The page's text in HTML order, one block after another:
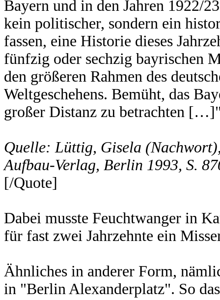
Bayern und in den Jahren 1922/
kein politischer, sondern ein
fassen, eine Historie dieses
fünfzig oder sechzig bayrischen
den größeren Rahmen des
Weltgeschehens. Bemüht, das
großer Distanz zu betrachten
Quelle: Lüttig, Gisela
Aufbau-Verlag, Berlin 1993, S.
[/Quote]
Dabei musste Feuchtwanger in
für fast zwei Jahrzehnte ein
Ähnliches in anderer Form,
in "Berlin Alexanderplatz". So